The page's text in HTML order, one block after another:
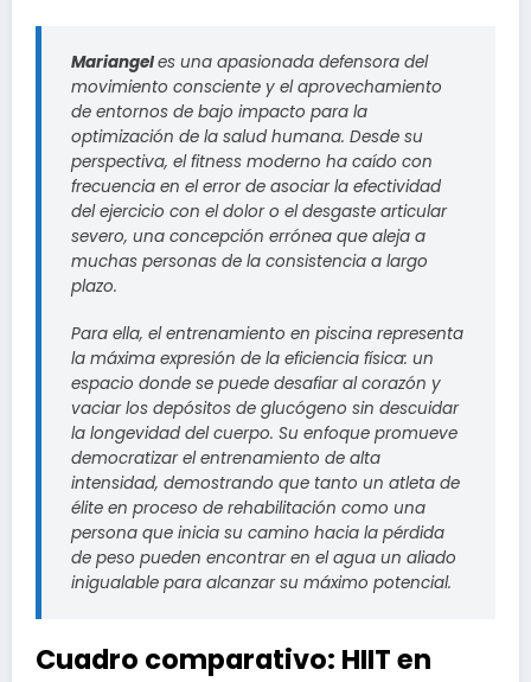
Mariangeles una apasionada defensora del
movimiento consciente y el aprovechamiento
de entornos de bajo impacto para la
optimización de la salud humana. Desde su
perspectiva, el fitness moderno ha caído con
frecuencia en el error de asociar la efectividad
del ejercicio con el dolor o el desgaste articular
severo, una concepción errónea que aleja a
muchas personas de la consistencia a largo
plazo.
Para ella, el entrenamiento en piscina representa
la máxima expresión de la eficiencia física: un
espacio donde se puede desafiar al corazón y
vaciar los depósitos de glucógeno sin descuidar
la longevidad del cuerpo. Su enfoque promueve
democratizar el entrenamiento de alta
intensidad, demostrando que tanto un atleta de
élite en proceso de rehabilitación como una
persona que inicia su camino hacia la pérdida
de peso pueden encontrar en el agua un aliado
inigualable para alcanzar su máximo potencial.
Cuadro comparativo: HIIT en